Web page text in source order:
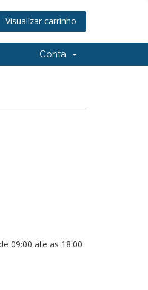
Visualizar carrinho
Conta
09:00 ate as 18:00